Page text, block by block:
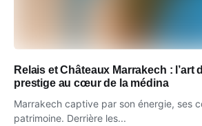
Relais et Châteaux Marrakech : l’art
prestige au cœur de la médina
Marrakech captive par son énergie, ses
patrimoine. Derrière les...